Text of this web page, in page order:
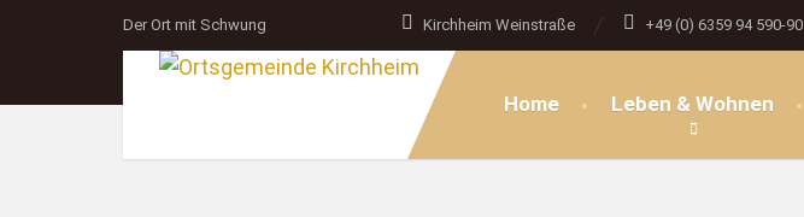
Der Ort mit Schwung Kirchheim Weinstraße +49 (0) 6359 94 590-90
Home Leben & Wohnen